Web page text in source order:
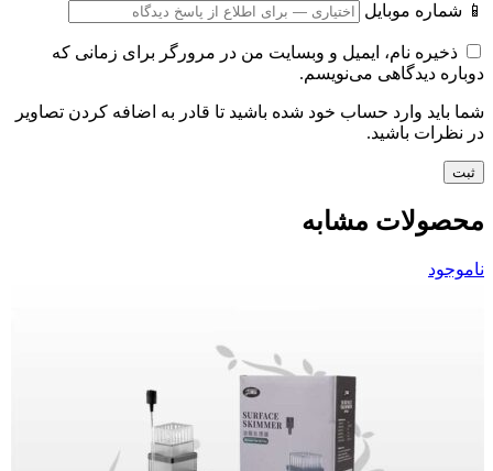
📱 شماره موبایل
ذخیره نام، ایمیل و وبسایت من در مرورگر برای زمانی که
دوباره دیدگاهی می‌نویسم.
شما باید وارد حساب خود شده باشید تا قادر به اضافه کردن تصاویر
در نظرات باشید.
محصولات مشابه
ناموجود